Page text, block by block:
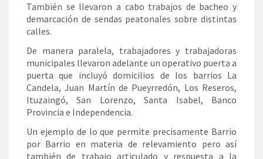
También se llevaron a cabo trabajos de bacheo y
demarcación de sendas peatonales sobre distintas
calles.
De manera paralela, trabajadores y trabajadoras
municipales llevaron adelante un operativo puerta a
puerta que incluyó domicilios de los barrios La
Candela, Juan Martín de Pueyrredón, Los Reseros,
Ituzaingó, San Lorenzo, Santa Isabel, Banco
Provincia e Independencia.
Un ejemplo de lo que permite precisamente Barrio
por Barrio en materia de relevamiento pero así
también de trabajo articulado y respuesta a la